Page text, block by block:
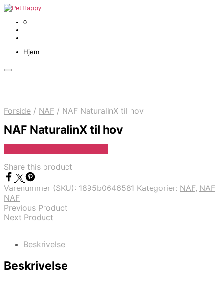
0
Hjem
Forside / NAF / NAF NaturalinX til hov
NAF NaturalinX til hov
Share this product
Varenummer (SKU): 1895b0646581 Kategorier: NAF, NAF
NAF
Previous Product
Next Product
Beskrivelse
Beskrivelse